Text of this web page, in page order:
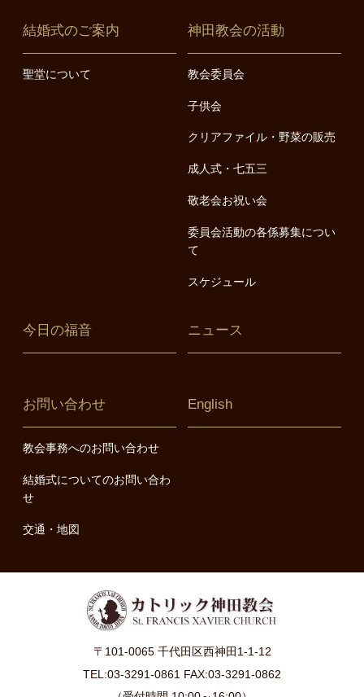
結婚式のご案内
聖堂について
神田教会の活動
教会委員会
子供会
クリアファイル・野菜の販売
成人式・七五三
敬老会お祝い会
委員会活動の各係募集につい
て
スケジュール
今日の福音 ニュース
お問い合わせ
教会事務へのお問い合わせ
結婚式についてのお問い合わ
せ
交通・地図
English
〒101-0065 千代田区西神田1-1-12
TEL:03-3291-0861 FAX:03-3291-0862